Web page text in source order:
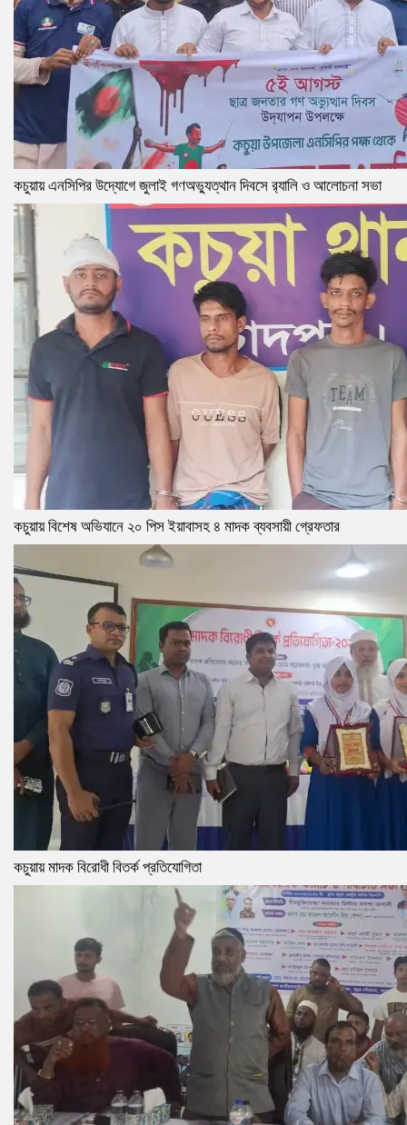
কচুয়ায় এনসিপির উদ্যোগে জুলাই গণঅভ্যুত্থান দিবসে র‌্যালি ও আলোচনা সভা
কচুয়ায় বিশেষ অভিযানে ২০ পিস ইয়াবাসহ ৪ মাদক ব্যবসায়ী গ্রেফতার
কচুয়ায় মাদক বিরোধী বিতর্ক প্রতিযোগিতা